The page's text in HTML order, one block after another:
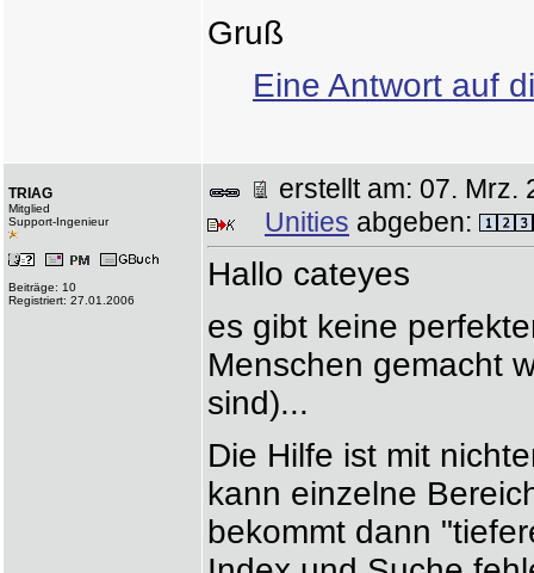
Gruß
Eine Antwort auf
TRIAG
Mitglied
Support-Ingenieur
Beiträge: 10
Registriert: 27.01.2006
erstellt am: 07.
Unities abgeben:
Hallo cateyes
es gibt keine
Menschen gemacht
sind)...
Die Hilfe ist mit
kann einzelne
bekommt dann